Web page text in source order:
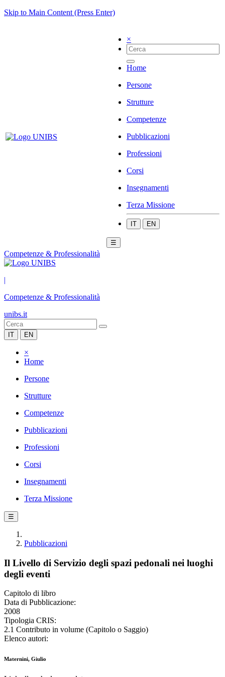
Skip to Main Content (Press Enter)
×
Home
Persone
Strutture
Competenze
Pubblicazioni
Professioni
Corsi
Insegnamenti
Terza Missione
IT EN
☰
Competenze & Professionalità
|
Competenze & Professionalità
unibs.it
IT EN
×
Home
Persone
Strutture
Competenze
Pubblicazioni
Professioni
Corsi
Insegnamenti
Terza Missione
☰
Pubblicazioni
Il Livello di Servizio degli spazi pedonali nei luoghi
degli eventi
Capitolo di libro
Data di Pubblicazione:
2008
Tipologia CRIS:
2.1 Contributo in volume (Capitolo o Saggio)
Elenco autori:
Maternini, Giulio